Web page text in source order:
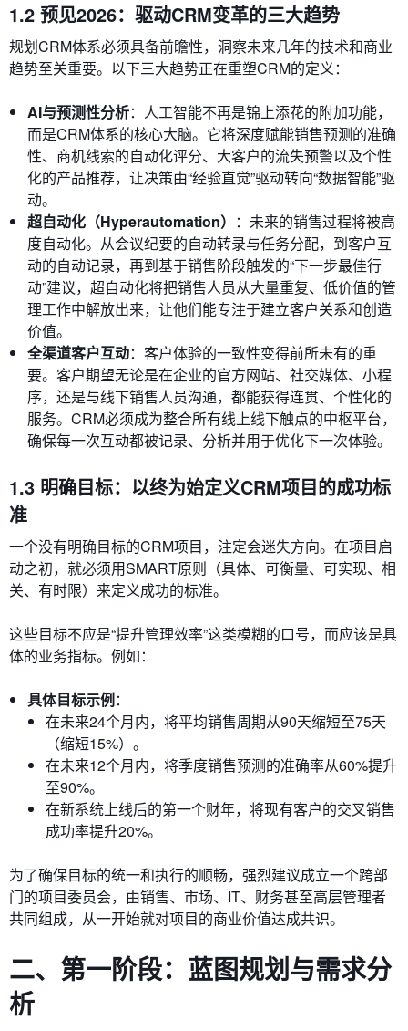
1.2 预见2026：驱动CRM变革的三大趋势
规划CRM体系必须具备前瞻性，洞察未来几年的技术和商业
趋势至关重要。以下三大趋势正在重塑CRM的定义：
AI与预测性分析：人工智能不再是锦上添花的附加功能，
而是CRM体系的核心大脑。它将深度赋能销售预测的准确
性、商机线索的自动化评分、大客户的流失预警以及个性
化的产品推荐，让决策由“经验直觉”驱动转向“数据智能”驱
动。
超自动化（Hyperautomation） ：未来的销售过程将被高
度自动化。从会议纪要的自动转录与任务分配，到客户互
动的自动记录，再到基于销售阶段触发的“下一步最佳行
动”建议，超自动化将把销售人员从大量重复、低价值的管
理工作中解放出来，让他们能专注于建立客户关系和创造
价值。
全渠道客户互动：客户体验的一致性变得前所未有的重
要。客户期望无论是在企业的官方网站、社交媒体、小程
序，还是与线下销售人员沟通，都能获得连贯、个性化的
服务。CRM必须成为整合所有线上线下触点的中枢平台，
确保每一次互动都被记录、分析并用于优化下一次体验。
1.3 明确目标：以终为始定义CRM项目的成功标
准
一个没有明确目标的CRM项目，注定会迷失方向。在项目启
动之初，就必须用SMART原则（具体、可衡量、可实现、相
关、有时限）来定义成功的标准。
这些目标不应是“提升管理效率”这类模糊的口号，而应该是具
体的业务指标。例如：
具体目标示例：
在未来24个月内，将平均销售周期从90天缩短至75天
（缩短15%）。
在未来12个月内，将季度销售预测的准确率从60%提升
至90%。
在新系统上线后的第一个财年，将现有客户的交叉销售
成功率提升20%。
为了确保目标的统一和执行的顺畅，强烈建议成立一个跨部
门的项目委员会，由销售、市场、IT、财务甚至高层管理者
共同组成，从一开始就对项目的商业价值达成共识。
二、第一阶段：蓝图规划与需求分
析